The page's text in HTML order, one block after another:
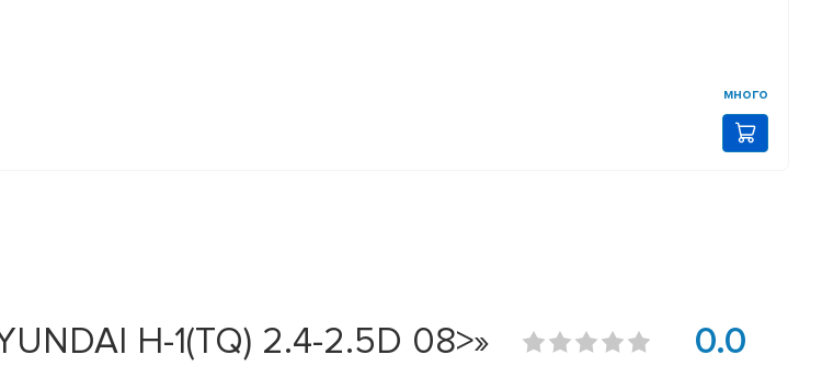
много
H-1(TQ) 2.4-2.5D 08>» 0.0